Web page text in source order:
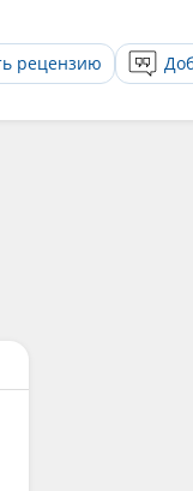
рецензию